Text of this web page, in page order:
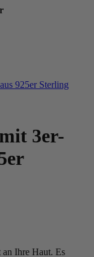
3er-
an Ihre Haut. Es